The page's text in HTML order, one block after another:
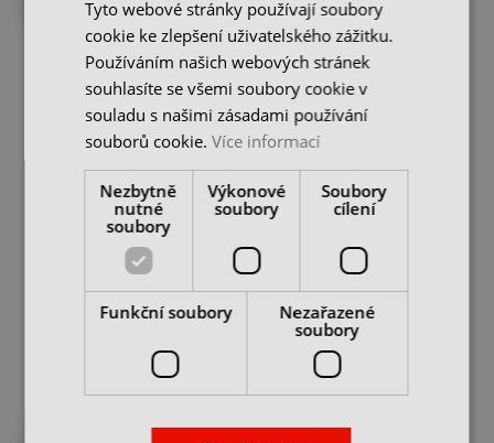
Vratidlo na závitová
očka ČSN 241520 -
průměr 55 mm
skladem u dodavatele
641 Kč
cena bez DPH
Vratidlo na závitová
očka ČSN 241520 -
průměr 65 mm
skladem u dodavatele
791 Kč
cena bez DPH
DO KOŠÍKU
Tyto webové stránky používají soubory
cookie ke zlepšení uživatelského zážitku.
Používáním našich webových stránek
souhlasíte se všemi soubory cookie v
souladu s našimi zásadami používání
souborů cookie.Více informací
Nezbytně
nutné
soubory
Výkonové
soubory
Soubory
cílení
Funkční soubory
Nezařazené
soubory